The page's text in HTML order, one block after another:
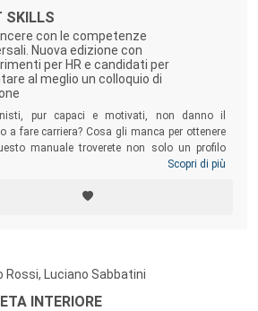
SKILLS
con le competenze
Nuova edizione con
per HR e candidati per
al meglio un colloquio di
pur capaci e motivati, non danno il
a fare carriera? Cosa gli manca per ottenere
manuale troverete non solo un profilo
sono le competenze trasversali, ma anche
in prima persona e, soprattutto, le modalità
potenziare le specifiche abilità.
Scopri di più
Rossi, Luciano Sabbatini
INTERIORE